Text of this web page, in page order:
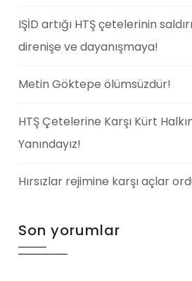
IŞİD artığı HTŞ çetelerinin
direnişe ve dayanışmaya!
Metin Göktepe ölümsüzdür!
HTŞ Çetelerine Karşı Kürt
Yanındayız!
Hırsızlar rejimine karşı açlar
Son yorumlar